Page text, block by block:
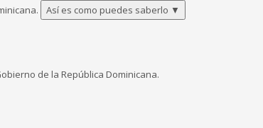
Así es como puedes saberlo ▼
de la República Dominicana.